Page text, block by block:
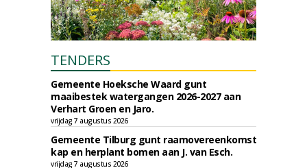
TENDERS
Gemeente Hoeksche Waard gunt
maaibestek watergangen 2026-2027 aan
Verhart Groen en Jaro.
vrijdag 7 augustus 2026
Gemeente Tilburg gunt raamovereenkomst
kap en herplant bomen aan J. van Esch.
vrijdag 7 augustus 2026